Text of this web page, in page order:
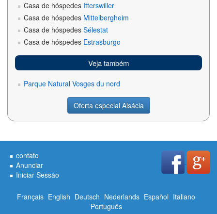
Casa de hóspedes Itterswiller
Casa de hóspedes Mittelbergheim
Casa de hóspedes Sélestat
Casa de hóspedes Estrasburgo
Veja também
Parque Natural Vosges du nord
Oferta especial Alsácia
contato
Anunciar
Iniciar Sessão
Français English Deutsch Nederlands Español Italiano
Português